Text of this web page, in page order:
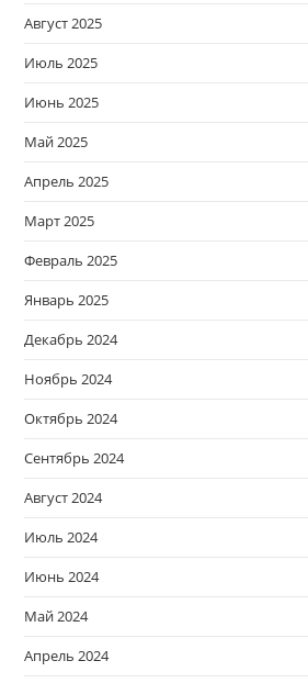
Август 2025
Июль 2025
Июнь 2025
Май 2025
Апрель 2025
Март 2025
Февраль 2025
Январь 2025
Декабрь 2024
Ноябрь 2024
Октябрь 2024
Сентябрь 2024
Август 2024
Июль 2024
Июнь 2024
Май 2024
Апрель 2024